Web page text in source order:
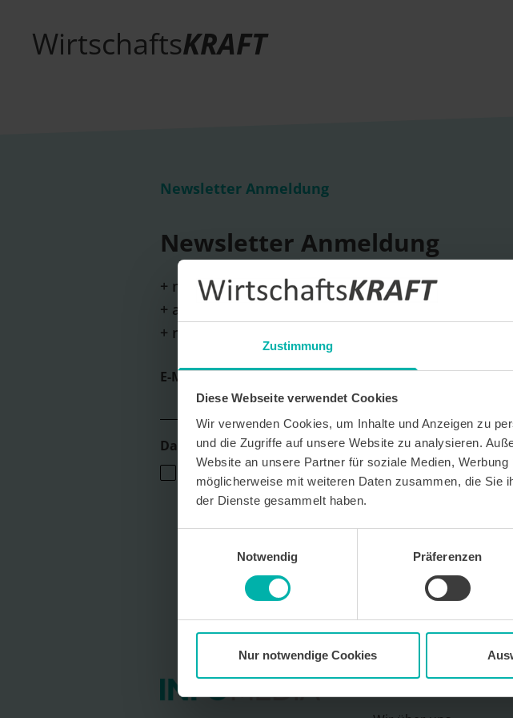
Zustimmung
Diese Webseite verwendet Cookies
Wir verwenden Cookies, um Inhalte und Anzeigen zu
und die Zugriffe auf unsere Website zu analysieren.
Website an unsere Partner für soziale Medien,
möglicherweise mit weiteren Daten zusammen, die Sie
der Dienste gesammelt haben.
Notwendig
Präferenzen
Nur notwendige Cookies
WirtschaftsKRAFT
Newsletter Anmeldung
Newsletter Anmeldung
+ monatliche Erscheinung
+ aktuelle Themen und wichtige Termine
+ neue Unternehmensportraits und
E-Mail *
Datenverarbeitungshinweis*
Ich stimme zu, dass ich monatlich den kostenlosen Newsletter
Das Magazin Pforzheim GmbH erhalte. Um die Inhalte des Newsletters
persönlichen Interessen auszurichten, stimme ich außerdem zu, hierfür
personenbezogenes Nutzungsverhalten des Newsletters zu erfassen und
Der Newsletter enthält begleitende Werbeinformationen zu Produkten
kostenfrei für die Zukunft durch den in jedem Newsletter enthaltenen
ausschließlich zur Zustellung des Newsletters genutzt. Detaillierte
Umgang mit Ihren Daten und der von uns eingesetzten Newsletter-
WirtschaftsKRAFT